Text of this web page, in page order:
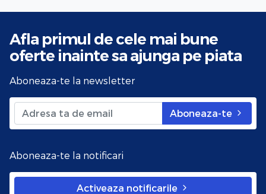
Afla primul de cele mai bune
oferte inainte sa ajunga pe piata
Aboneaza-te la newsletter
Aboneaza-te
Aboneaza-te la notificari
Activeaza notificarile